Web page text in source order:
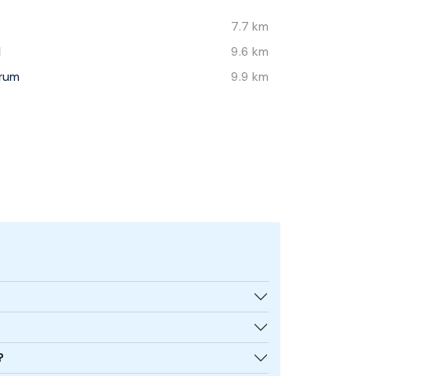
7.7 km
9.6 km
9.9 km